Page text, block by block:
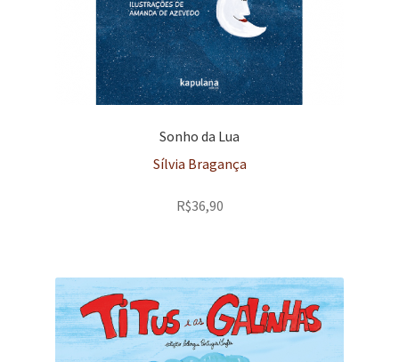
Sonho da Lua
Sílvia Bragança
R$36,90